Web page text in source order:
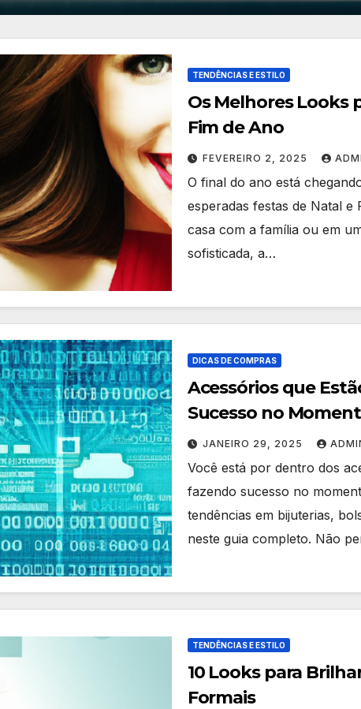
TENDÊNCIAS E ESTILO
Os Melhores Looks
Fim de Ano
FEVEREIRO 2, 2025
O final do ano está
esperadas festas de Natal e
casa com a família ou em
sofisticada, a…
DICAS DE COMPRAS
Acessórios que
Sucesso no
JANEIRO 29, 2025
Você está por dentro dos
fazendo sucesso no
tendências em bijuterias,
neste guia completo. Não
TENDÊNCIAS E ESTILO
10 Looks para
Formais